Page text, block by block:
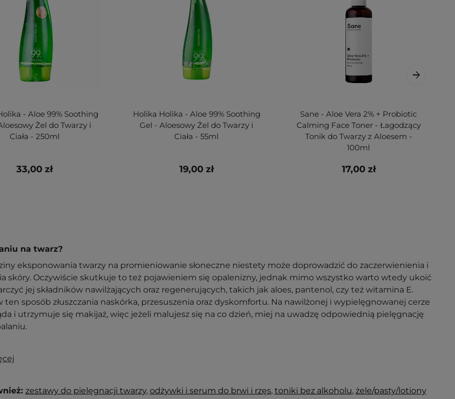
- Aloe 99% Soothing
Żel do Twarzy i
Ciała - 250ml
33,00 zł
Holika Holika - Aloe 99% Soothing
Gel - Aloesowy Żel do Twarzy i
Ciała - 55ml
19,00 zł
Sane - Aloe Vera 2% + Probiotic
Calming Face Toner - Łagodzący
Tonik do Twarzy z Aloesem -
100ml
17,00 zł
na twarz?
eksponowania twarzy na promieniowanie słoneczne niestety może doprowadzić do zaczerwienienia i
skóry. Oczywiście skutkuje to też pojawieniem się opalenizny, jednak mimo wszystko warto wtedy ukoić
jej składników nawilżających oraz regenerujących, takich jak aloes, pantenol, czy też witamina E.
ten sposób złuszczania naskórka, przesuszenia oraz dyskomfortu. Na nawilżonej i wypielęgnowanej cerze
i utrzymuje się makijaż, więc jeżeli malujesz się na co dzień, miej na uwadzę odpowiednią pielęgnację
zestawy do pielęgnacji twarzy, odżywki i serum do brwi i rzęs, toniki bez alkoholu, żele/pasty/lotiony